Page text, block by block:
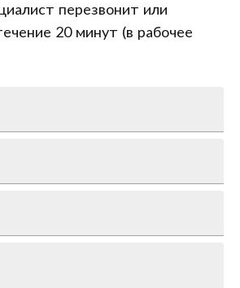
перезвонит или
20 минут (в рабочее